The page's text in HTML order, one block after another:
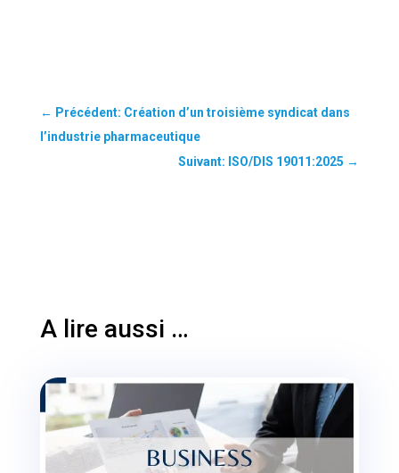
← Précédent: Création d’un troisième syndicat dans
l’industrie pharmaceutique
Suivant: ISO/DIS 19011:2025 →
A lire aussi …